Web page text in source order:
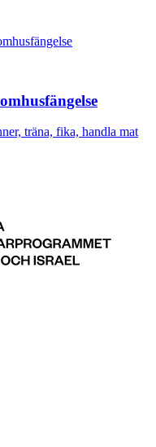
träna, fika, handla mat